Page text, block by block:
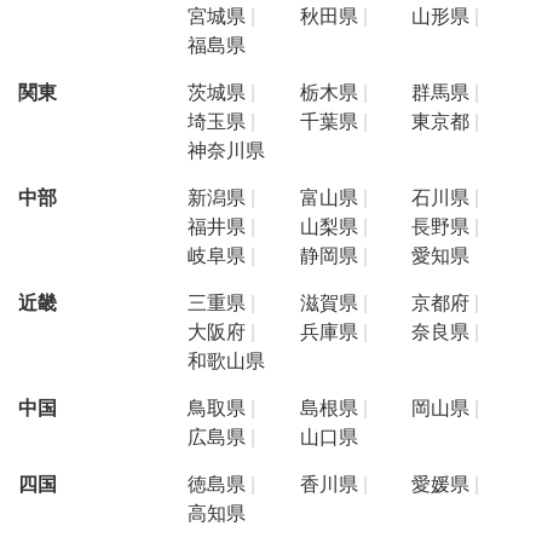
宮城県
秋田県
山形県
福島県
関東 茨城県 栃木県
群馬県
埼玉県
千葉県
東京都
神奈川県
中部 新潟県 富山県
石川県
福井県
山梨県
長野県
岐阜県
静岡県 愛知県
近畿 三重県 滋賀県
京都府
大阪府
兵庫県
奈良県
和歌山県
中国 鳥取県 島根県
岡山県
広島県
山口県
四国 徳島県 香川県
愛媛県
高知県